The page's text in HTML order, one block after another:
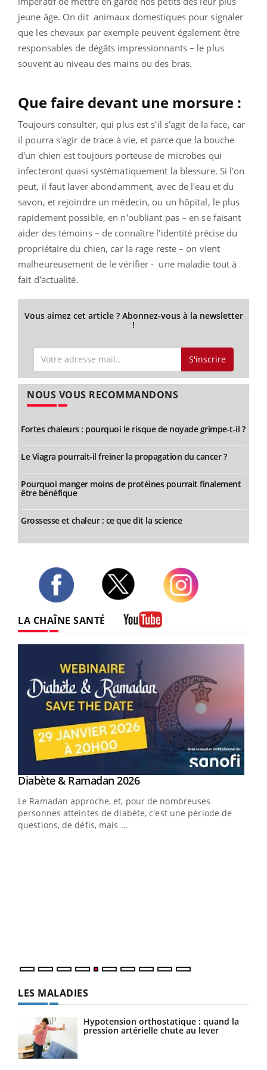
jeune âge. On dit animaux domestiques pour signaler
que les chevaux par exemple peuvent également être
responsables de dégâts impressionnants – le plus
souvent au niveau des mains ou des bras.
Que faire devant une morsure :
Toujours consulter, qui plus est s'il s'agit de la face, car
il pourra s'agir de trace à vie, et parce que la bouche
d'un chien est toujours porteuse de microbes qui
infecteront quasi systématiquement la blessure. Si l'on
peut, il faut laver abondamment, avec de l'eau et du
savon, et rejoindre un médecin, ou un hôpital, le plus
rapidement possible, en n'oubliant pas – en se faisant
aider des témoins – de connaître l'identité précise du
propriétaire du chien, car la rage reste – on vient
malheureusement de le vérifier - une maladie tout à
fait d'actualité.
Vous aimez cet article ? Abonnez-vous à la newsletter
!
S'inscrire
NOUS VOUS RECOMMANDONS
Fortes chaleurs : pourquoi le risque de noyade grimpe-t-il ?
Le Viagra pourrait-il freiner la propagation du cancer ?
Pourquoi manger moins de protéines pourrait finalement
être bénéfique
Grossesse et chaleur : ce que dit la science